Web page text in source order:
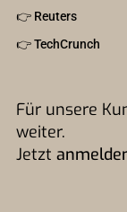
👉 Reuters
👉TechCrunch
Für unsere
weiter.
Jetzt